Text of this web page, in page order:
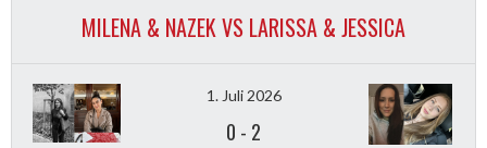
MILENA & NAZEK VS LARISSA & JESSICA
1. Juli 2026
0 - 2